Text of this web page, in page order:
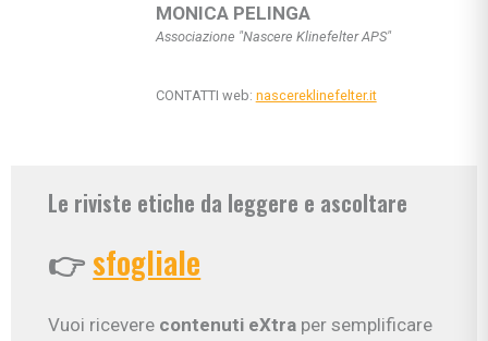
MONICA PELINGA
Associazione "Nascere Klinefelter APS"
CONTATTI web: nascereklinefelter.it
Le riviste etiche da leggere e ascoltare
👉sfogliale
Vuoi ricevere contenuti eXtra per semplificare